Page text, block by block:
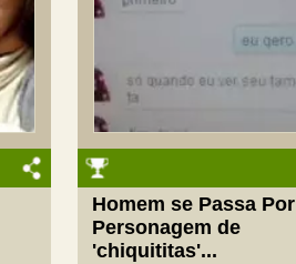
Homem se Passa Por
Personagem de
'chiquititas'...